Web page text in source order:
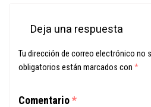
Deja una respuesta
Tu dirección de correo electrónico no
obligatorios están marcados con *
Comentario*